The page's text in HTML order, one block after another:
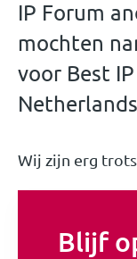
IP Forum
mochten
voor Best
Wij zijn erg
Blijf